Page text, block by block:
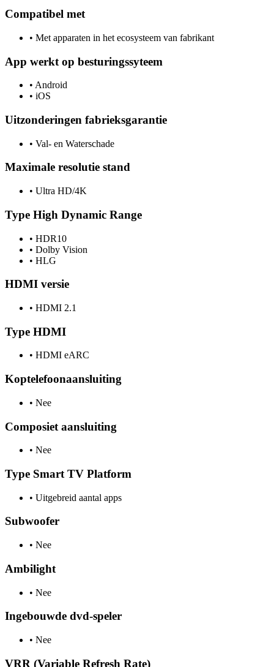
Compatibel met
• Met apparaten in het ecosysteem van fabrikant
App werkt op besturingssyteem
• Android
• iOS
Uitzonderingen fabrieksgarantie
• Val- en Waterschade
Maximale resolutie stand
• Ultra HD/4K
Type High Dynamic Range
• HDR10
• Dolby Vision
• HLG
HDMI versie
• HDMI 2.1
Type HDMI
• HDMI eARC
Koptelefoonaansluiting
• Nee
Composiet aansluiting
• Nee
Type Smart TV Platform
• Uitgebreid aantal apps
Subwoofer
• Nee
Ambilight
• Nee
Ingebouwde dvd-speler
• Nee
VRR (Variable Refresh Rate)